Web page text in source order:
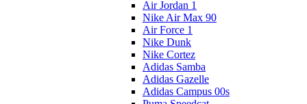
Air Jordan 1
Nike Air Max 90
Air Force 1
Nike Dunk
Nike Cortez
Adidas Samba
Adidas Gazelle
Adidas Campus 00s